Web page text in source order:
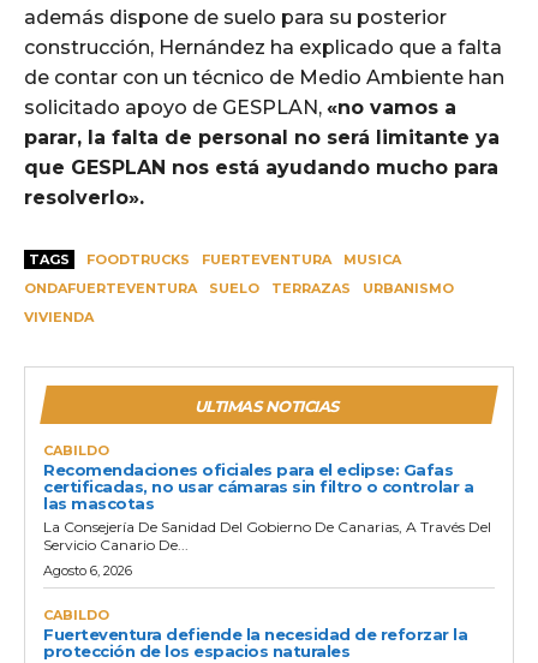
además dispone de suelo para su posterior
construcción, Hernández ha explicado que a falta
de contar con un técnico de Medio Ambiente han
solicitado apoyo de GESPLAN, «no vamos a
parar, la falta de personal no será limitante ya
que GESPLAN nos está ayudando mucho para
resolverlo».
TAGS FOODTRUCKS FUERTEVENTURA
MUSICA
ONDAFUERTEVENTURA
SUELO TERRAZAS
URBANISMO
VIVIENDA
ULTIMAS NOTICIAS
CABILDO
Recomendaciones oficiales para el eclipse: Gafas
certificadas, no usar cámaras sin filtro o controlar a
las mascotas
La Consejería De Sanidad Del Gobierno De Canarias, A Través Del
Servicio Canario De...
Agosto 6, 2026
CABILDO
Fuerteventura defiende la necesidad de reforzar la
protección de los espacios naturales